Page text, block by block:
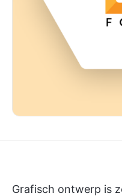
Grafisch ontwerp is